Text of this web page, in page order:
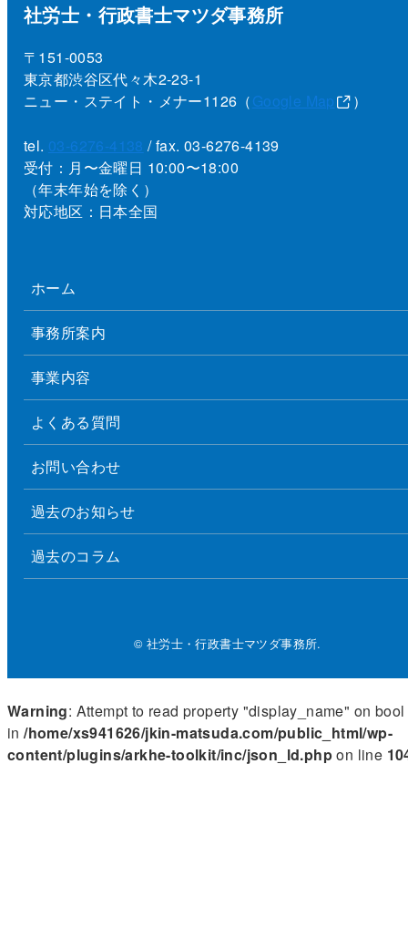
社労士・行政書士マツダ事務所
〒151-0053
東京都渋谷区代々木2-23-1
ニュー・ステイト・メナー1126（Google Map ）
tel. 03-6276-4138 / fax. 03-6276-4139
受付：月〜金曜日 10:00〜18:00
（年末年始を除く）
対応地区：日本全国
ホーム
事務所案内
事業内容
よくある質問
お問い合わせ
過去のお知らせ
過去のコラム
© 社労士・行政書士マツダ事務所.
Warning: Attempt to read property "display_name" on bool
in/home/xs941626/jkin-matsuda.com/public_html/wp-
content/plugins/arkhe-toolkit/inc/json_ld.phpon line